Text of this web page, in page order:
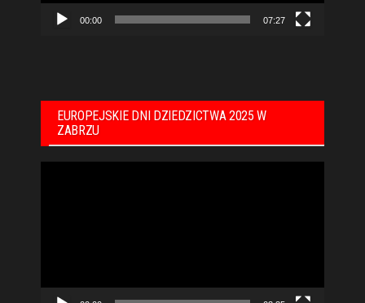
00:00 07:27
EUROPEJSKIE DNI DZIEDZICTWA 2025 W
ZABRZU